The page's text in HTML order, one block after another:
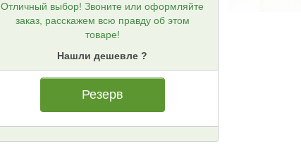
Отличный выбор! Звоните или оформляйте
заказ, расскажем всю правду об этом
товаре!
Нашли дешевле ?
Резерв